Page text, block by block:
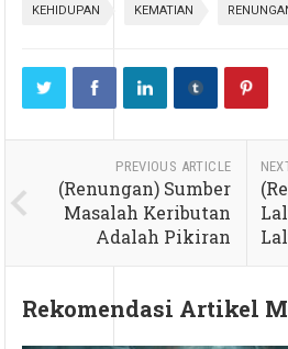
KEHIDUPAN KEMATIAN
PREVIOUS ARTICLE
(Renungan) Sumber
Masalah Keributan
Adalah Pikiran
Rekomendasi Artikel